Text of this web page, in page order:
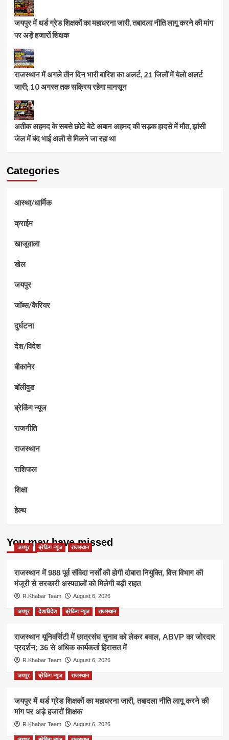
जयपुर में थर्ड ग्रेड शिक्षकों का महाधरना जारी, तबादला नीति लागू करने की मांग
पर अड़े हजारों शिक्षक
राजस्थान में अगले तीन दिन भारी बारिश का अलर्ट, 21 जिलों में येलो अलर्ट
जारी; 10 अगस्त तक सक्रिय रहेगा मानसून
अतीक अहमद के सबसे छोटे बेटे अबान अहमद की सड़क हादसे में मौत, झांसी
जेल में बंद भाई अली से मिलने जा रहा था
Categories
आस्था/धार्मिक
क्राईम
खाजूवाला
खेल
जयपुर
जॉब्स/कैरियर
दुर्घटना
देश/विदेश
बीकानेर
बॉलीवुड
ब्रेकिंग न्यूज
राजनीति
राजस्थान
राशिफल
शिक्षा
हेल्थ
You may have missed
जयपुर ब्रेकिंग न्यूज राजस्थान
राजस्थान में 988 पूर्व संविदा नर्सों की होगी दोबारा नियुक्ति, वित्त विभाग की
मंजूरी से सरकारी अस्पतालों को मिलेगी बड़ी राहत
R.Khabar Team August 6, 2026
जयपुर देश/विदेश ब्रेकिंग न्यूज राजस्थान
राजस्थान यूनिवर्सिटी में छात्रसंघ चुनाव को लेकर बवाल, ABVP का जोरदार
प्रदर्शन; 36 से अधिक कार्यकर्ता हिरासत में
R.Khabar Team August 6, 2026
जयपुर ब्रेकिंग न्यूज राजस्थान
जयपुर में थर्ड ग्रेड शिक्षकों का महाधरना जारी, तबादला नीति लागू करने की
मांग पर अड़े हजारों शिक्षक
R.Khabar Team August 6, 2026